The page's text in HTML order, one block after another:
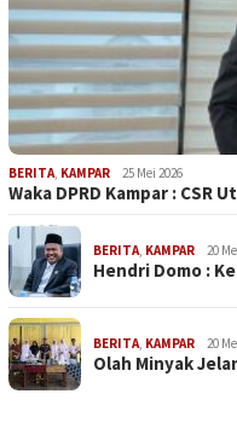
BERITA, KAMPAR 25 Mei 2026
Waka DPRD Kampar : CSR
BERITA, KAMPAR 20
Hendri Domo :
BERITA, KAMPAR 20
Olah Minyak